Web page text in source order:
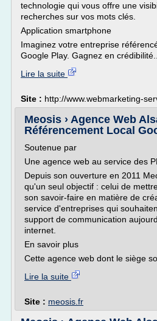
technologie qui vous offre une
recherches sur vos mots clés.
Application smartphone
Imaginez votre entreprise
Google Play. Gagnez en crédibilité...
Lire la suite
Site : http://www.webmarketing-
Meosis › Agence Web
Référencement Local
Soutenue par
Une agence web au service des
Depuis son ouverture en 2011
qu'un seul objectif : celui de
son savoir-faire en matière de
service d'entreprises qui
support de communication
internet.
En savoir plus
Cette agence web dont le siège
Lire la suite
Site : meosis.fr